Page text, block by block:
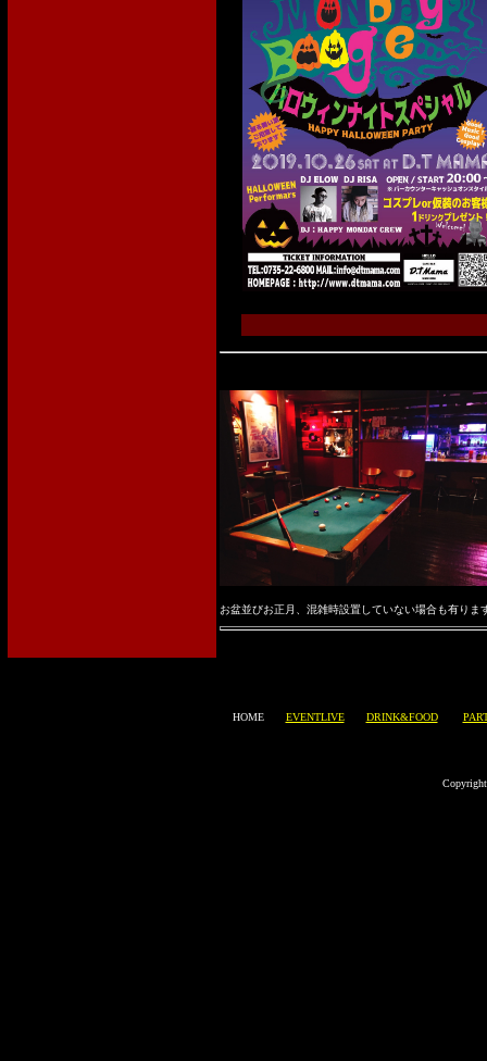
お盆並びお正月、混雑時設置していない場合も有り
HOME EVENTLIVE DRINK&FOOD